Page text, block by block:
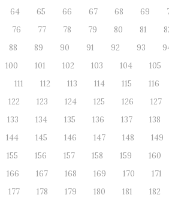
64
65 66 67 68 69
76
77 78 79 80 81
88
89 90 91 92 93
100
101 102 103 104 105
111
112 113 114 115 116
122
123 124 125 126 127
133
134 135 136 137 138
144
145 146 147 148 149
155
156 157 158 159 160
166
167 168 169 170 171
177
178 179 180 181 182